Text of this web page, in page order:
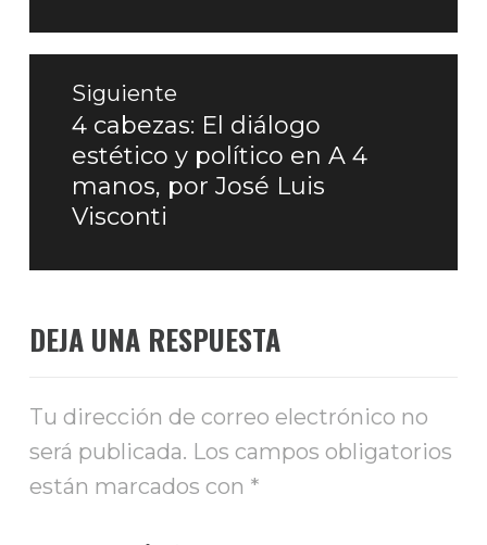
Siguiente
Entrada
siguiente:
4 cabezas: El diálogo
estético y político en A 4
manos, por José Luis
Visconti
DEJA UNA RESPUESTA
Tu dirección de correo electrónico no
será publicada. Los campos obligatorios
están marcados con *